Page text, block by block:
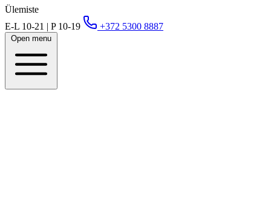
Ülemiste
E-L 10-21 | P 10-19
+372 5300 8887
Open menu